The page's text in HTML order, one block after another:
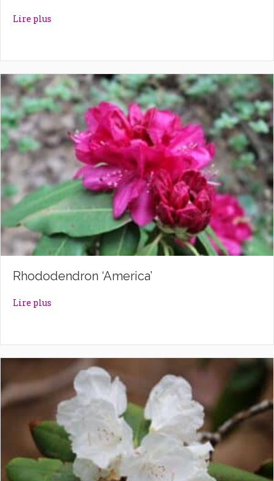
Lire plus
Rhododendron ‘America’
Lire plus